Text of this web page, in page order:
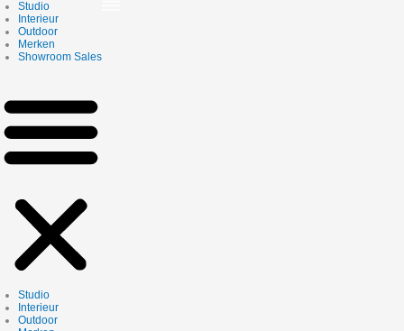
Skip
to
content
Studio
Interieur
Outdoor
Merken
Showroom Sales
Studio
Interieur
Outdoor